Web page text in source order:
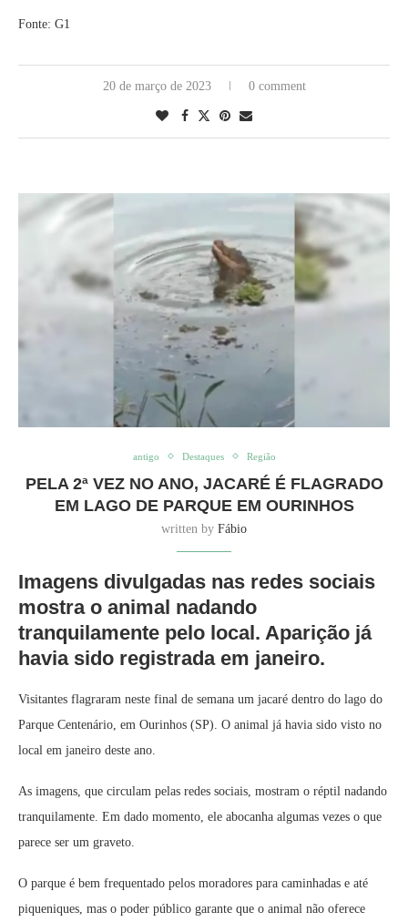
Fonte: G1
20 de março de 2023 0 comment
antigo Destaques Região
PELA 2ª VEZ NO ANO, JACARÉ É FLAGRADO
EM LAGO DE PARQUE EM OURINHOS
written by Fábio
Imagens divulgadas nas redes sociais
mostra o animal nadando
tranquilamente pelo local. Aparição já
havia sido registrada em janeiro.
Visitantes flagraram neste final de semana um jacaré dentro do lago do
Parque Centenário, em Ourinhos (SP). O animal já havia sido visto no
local em janeiro deste ano.
As imagens, que circulam pelas redes sociais, mostram o réptil nadando
tranquilamente. Em dado momento, ele abocanha algumas vezes o que
parece ser um graveto.
O parque é bem frequentado pelos moradores para caminhadas e até
piqueniques, mas o poder público garante que o animal não oferece